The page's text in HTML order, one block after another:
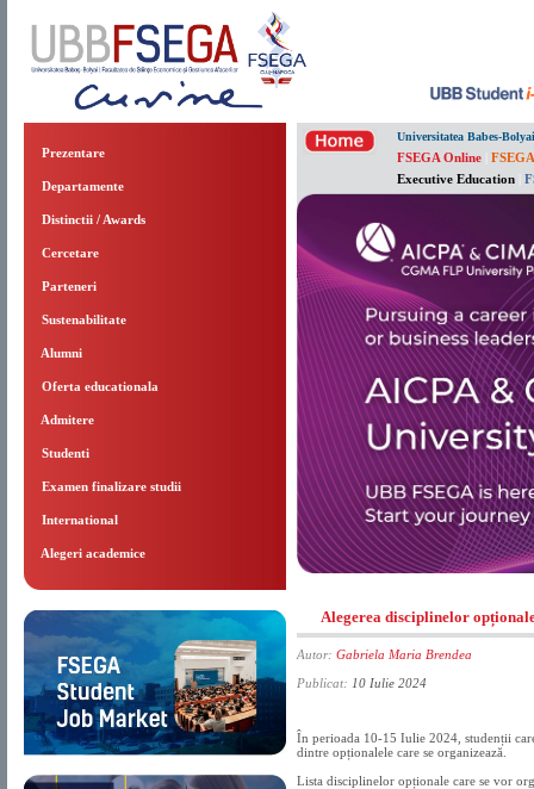
Prezentare
Departamente
Distinctii / Awards
Cercetare
Parteneri
Sustenabilitate
Alumni
Oferta educationala
Admitere
Studenti
Examen finalizare studii
International
Alegeri academice
Universitatea Babes-Bolyai
FSEGA Online
Executive Education
Alegerea disciplinelor
Autor: Gabriela Maria Brendea
Publicat: 10 Iulie 2024
În perioada 10-15 Iulie 2024, studenții
dintre opționalele care se organizează.
Lista disciplinelor opționale care se vor